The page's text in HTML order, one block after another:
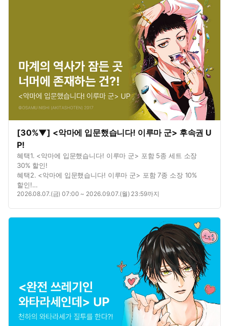
[30%▼] <악마에 입문했습니다! 이루마 군> 후속권 U
P!
혜택1. <악마에 입문했습니다! 이루마 군> 포함 5종 세트 소장
30% 할인!
혜택2. <악마에 입문했습니다! 이루마 군> 포함 7종 소장 10%
할인!
혜택3. <악마에 입문했습니다! 이루마 군> 포함 3종 대여 10%
혜택5. <악마에 입문했습니다! 이루마 군> 연재 포함 6종 총 78화
2026.08.07.(금) 07:00 ~ 2026.09.07.(월) 23:59까지